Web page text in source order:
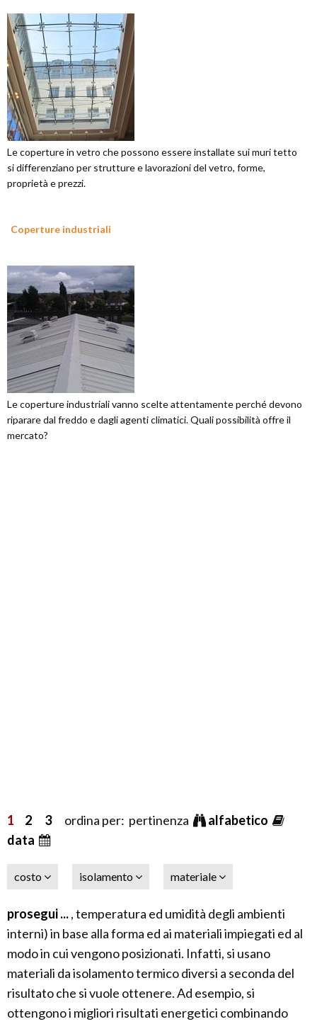
Le coperture in vetro che possono essere installate sui muri tetto
si differenziano per strutture e lavorazioni del vetro, forme,
proprietà e prezzi.
Coperture industriali
Le coperture industriali vanno scelte attentamente perché devono
riparare dal freddo e dagli agenti climatici. Quali possibilità offre il
mercato?
1 2 3ordina per: pertinenza
alfabetico
data
costo isolamento materiale
prosegui ..., temperatura ed umidità degli ambienti
interni) in base alla forma ed ai materiali impiegati ed al
modo in cui vengono posizionati. Infatti, si usano
materiali da isolamento termico diversi a seconda del
risultato che si vuole ottenere. Ad esempio, si
ottengono i migliori risultati energetici combinando